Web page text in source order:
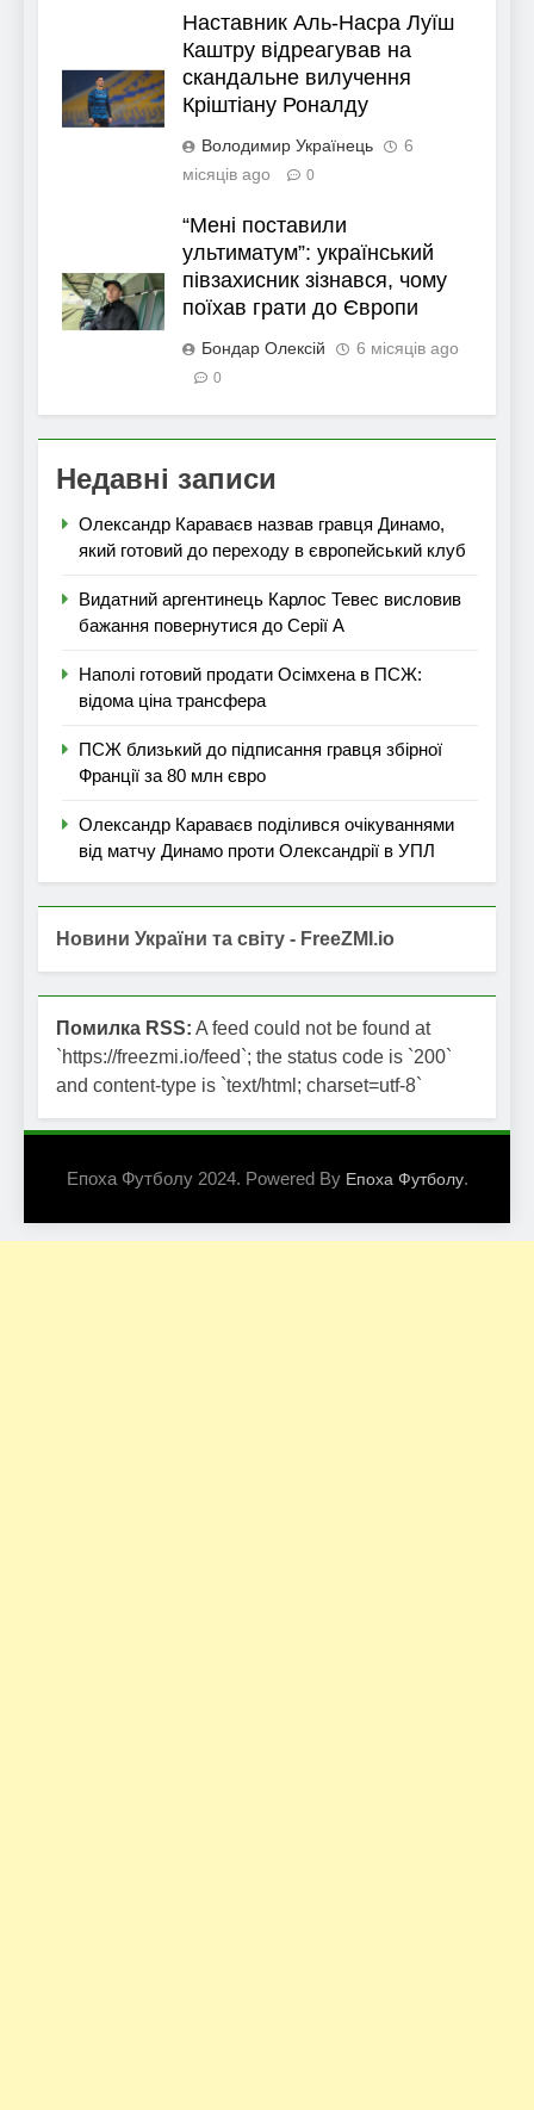
Наставник Аль-Насра Луїш
Каштру відреагував на
скандальне вилучення
Кріштіану Роналду
Володимир Українець
6
місяців ago
0
“Мені поставили
ультиматум”: український
півзахисник зізнався, чому
поїхав грати до Європи
Бондар Олексій 6 місяців ago
0
Недавні записи
Олександр Караваєв назвав гравця Динамо,
який готовий до переходу в європейський клуб
Видатний аргентинець Карлос Тевес висловив
бажання повернутися до Серії А
Наполі готовий продати Осімхена в ПСЖ:
відома ціна трансфера
ПСЖ близький до підписання гравця збірної
Франції за 80 млн євро
Олександр Караваєв поділився очікуваннями
від матчу Динамо проти Олександрії в УПЛ
Новини України та світу - FreeZMI.io
Помилка RSS: A feed could not be found at
`https://freezmi.io/feed`; the status code is `200`
and content-type is `text/html; charset=utf-8`
Епоха Футболу 2024. Powered By Епоха Футболу.